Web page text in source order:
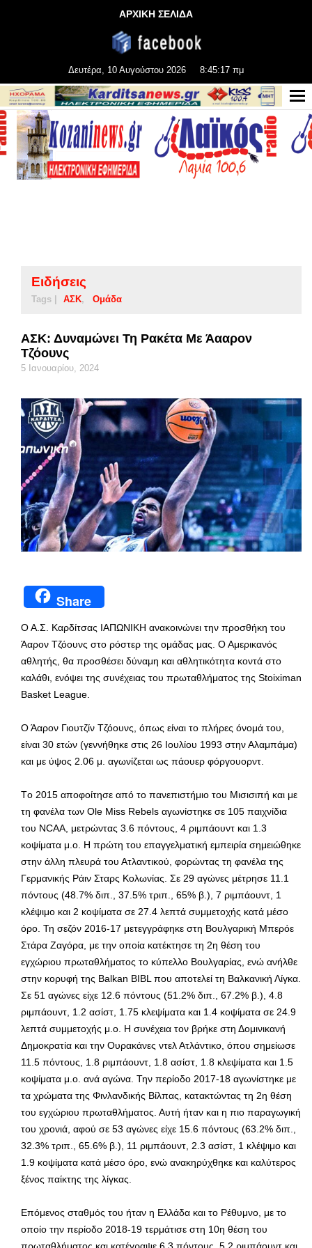
ΑΡΧΙΚΗ ΣΕΛΙΔΑ
Δευτέρα, 10 Αυγούστου 2026 8:45:18 πμ
Ειδήσεις
Tags | ΑΣΚ Ομάδα
ΑΣΚ: Δυναμώνει Τη Ρακέτα Με Άααρον
Τζόουνς
5 Ιανουαρίου, 2024
Share
Ο Α.Σ. Καρδίτσας ΙΑΠΩΝΙΚΗ ανακοινώνει την προσθήκη του
Άαρον Τζόουνς στο ρόστερ της ομάδας μας. Ο Αμερικανός
αθλητής, θα προσθέσει δύναμη και αθλητικότητα κοντά στο
καλάθι, ενόψει της συνέχειας του πρωταθλήματος της Stoiximan
Basket League.
Ο Άαρον Γιουτζίν Τζόουνς, όπως είναι το πλήρες όνομά του,
είναι 30 ετών (γεννήθηκε στις 26 Ιουλίου 1993 στην Αλαμπάμα)
και με ύψος 2.06 μ. αγωνίζεται ως πάουερ φόργουορντ.
Tο 2015 αποφοίτησε από το πανεπιστήμιο του Μισισιπή και με
τη φανέλα των Ole Miss Rebels αγωνίστηκε σε 105 παιχνίδια
του NCAA, μετρώντας 3.6 πόντους, 4 ριμπάουντ και 1.3
κοψίματα μ.ο. Η πρώτη του επαγγελματική εμπειρία σημειώθηκε
στην άλλη πλευρά του Ατλαντικού, φορώντας τη φανέλα της
Γερμανικής Ράιν Σταρς Κολωνίας. Σε 29 αγώνες μέτρησε 11.1
πόντους (48.7% διπ., 37.5% τριπ., 65% β.), 7 ριμπάουντ, 1
κλέψιμο και 2 κοψίματα σε 27.4 λεπτά συμμετοχής κατά μέσο
όρο. Τη σεζόν 2016-17 μετεγγράφηκε στη Βουλγαρική Μπερόε
Στάρα Ζαγόρα, με την οποία κατέκτησε τη 2η θέση του
εγχώριου πρωταθλήματος το κύπελλο Βουλγαρίας, ενώ ανήλθε
στην κορυφή της Balkan BIBL που αποτελεί τη Βαλκανική Λίγκα.
Σε 51 αγώνες είχε 12.6 πόντους (51.2% διπ., 67.2% β.), 4.8
ριμπάουντ, 1.2 ασίστ, 1.75 κλεψίματα και 1.4 κοψίματα σε 24.9
λεπτά συμμετοχής μ.ο. Η συνέχεια τον βρήκε στη Δομινικανή
Δημοκρατία και την Ουρακάνες ντελ Ατλάντικο, όπου σημείωσε
11.5 πόντους, 1.8 ριμπάουντ, 1.8 ασίστ, 1.8 κλεψίματα και 1.5
κοψίματα μ.ο. ανά αγώνα. Την περίοδο 2017-18 αγωνίστηκε με
τα χρώματα της Φινλανδικής Βίλπας, κατακτώντας τη 2η θέση
του εγχώριου πρωταθλήματος. Αυτή ήταν και η πιο παραγωγική
του χρονιά, αφού σε 53 αγώνες είχε 15.6 πόντους (63.2% διπ.,
32.3% τριπ., 65.6% β.), 11 ριμπάουντ, 2.3 ασίστ, 1 κλέψιμο και
1.9 κοψίματα κατά μέσο όρο, ενώ ανακηρύχθηκε και καλύτερος
ξένος παίκτης της λίγκας.
Επόμενος σταθμός του ήταν η Ελλάδα και το Ρέθυμνο, με το
οποίο την περίοδο 2018-19 τερμάτισε στη 10η θέση του